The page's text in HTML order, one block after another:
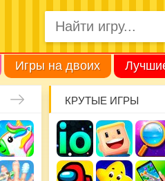
Игры на двоих
КРУТЫЕ ИГРЫ